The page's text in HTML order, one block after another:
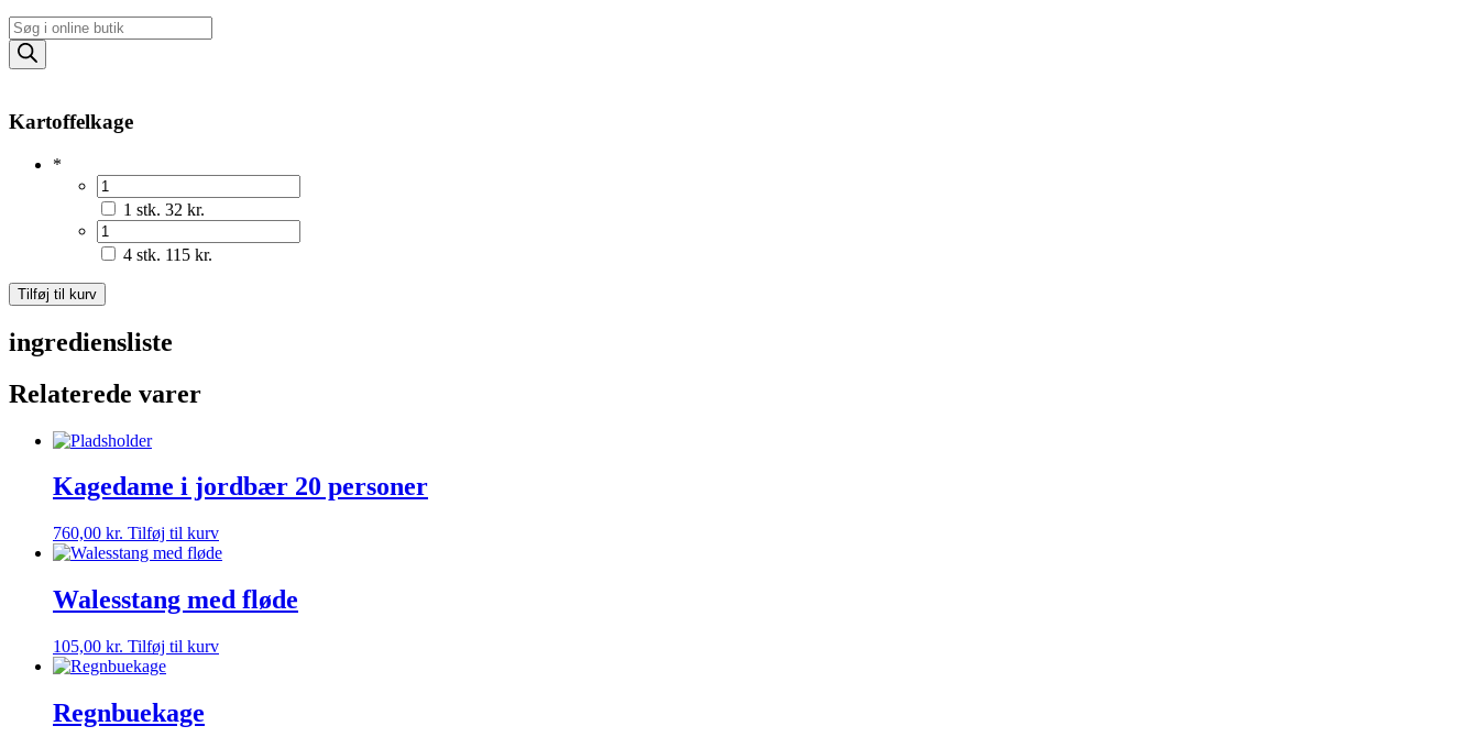
Products
search
Kartoffelkage
*
1 stk. 32 kr.
4 stk. 115 kr.
Kartoffelkage
antal
Tilføj til kurv
ingrediensliste
Relaterede varer
Kagedame i jordbær 20 personer
760,00 kr. Tilføj til kurv
Walesstang med fløde
105,00 kr. Tilføj til kurv
Regnbuekage